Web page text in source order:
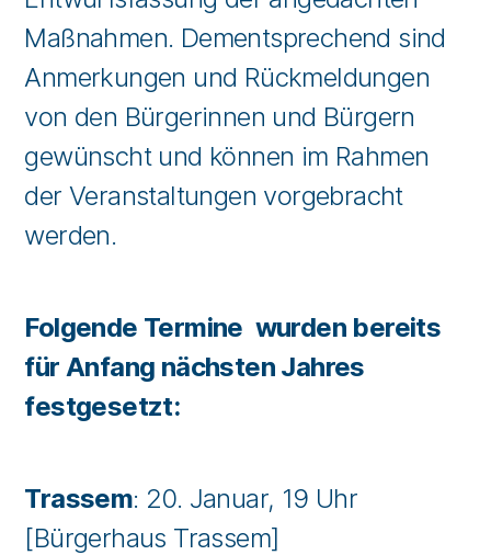
Maßnahmen. Dementsprechend sind
Anmerkungen und Rückmeldungen
von den Bürgerinnen und Bürgern
gewünscht und können im Rahmen
der Veranstaltungen vorgebracht
werden.
Folgende Termine wurden bereits
für Anfang nächsten Jahres
festgesetzt:
Trassem: 20. Januar, 19 Uhr
[Bürgerhaus Trassem]